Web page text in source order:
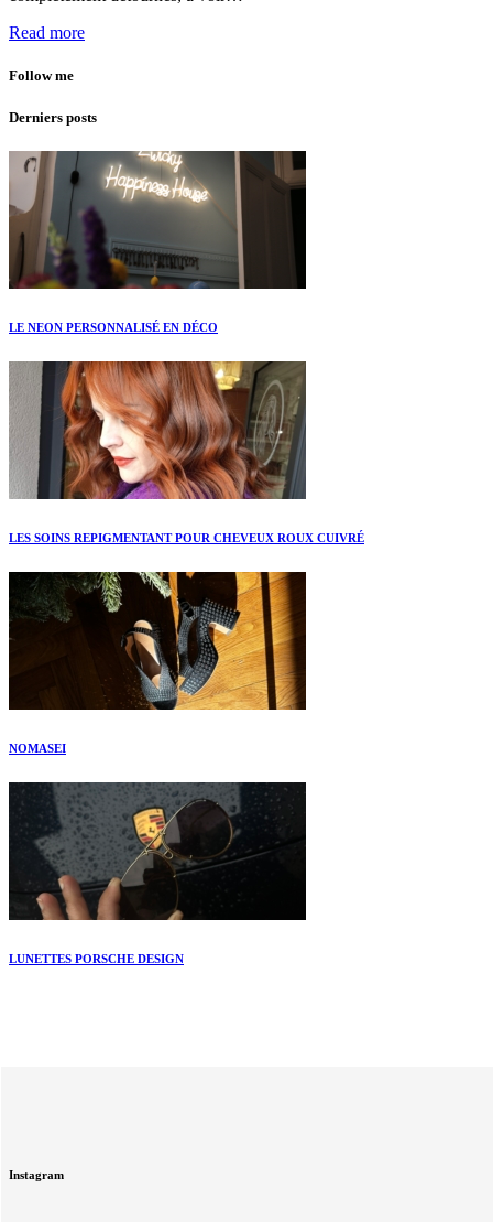
Read more
Follow me
Derniers posts
LE NEON PERSONNALISÉ EN DÉCO
LES SOINS REPIGMENTANT POUR CHEVEUX ROUX CUIVRÉ
NOMASEI
LUNETTES PORSCHE DESIGN
Instagram